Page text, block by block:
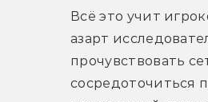
Всё это учит
азарт
прочувствовать
сосредоточиться